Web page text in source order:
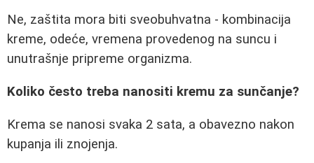
Ne, zaštita mora biti sveobuhvatna - kombinacija
kreme, odeće, vremena provedenog na suncu i
unutrašnje pripreme organizma.
Koliko često treba nanositi kremu za sunčanje?
Krema se nanosi svaka 2 sata, a obavezno nakon
kupanja ili znojenja.